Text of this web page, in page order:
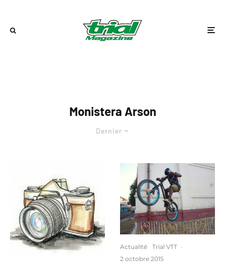
Monistera Arson
Dernier
Actualité Trial VTT ·
2 octobre 2015